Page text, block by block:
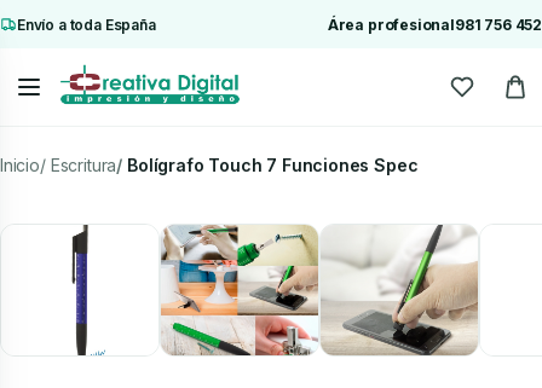
Envío a toda España Área profesional981 756 452
Inicio Escritura Bolígrafo Touch 7 Funciones Spec